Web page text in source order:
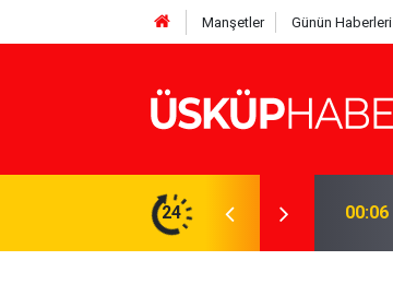
Manşetler Günün Haberleri
24 19:21